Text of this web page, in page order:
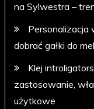
na Sylwestra –
Personalizacja
dobrać gałki do
Klej
zastosowanie,
użytkowe